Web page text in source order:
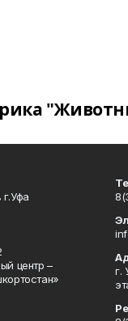
центр –
г.